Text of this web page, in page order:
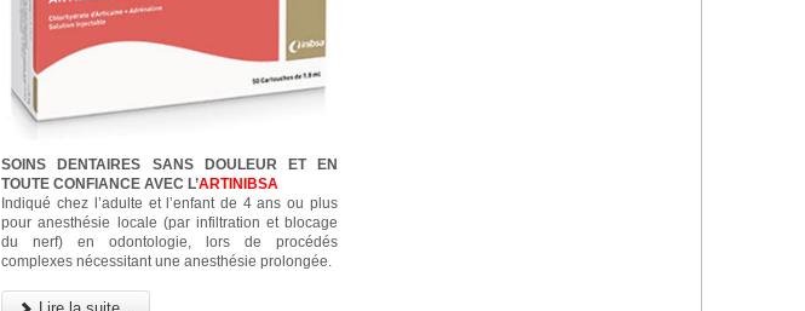
SOINS DENTAIRES SANS DOULEUR ET EN
TOUTE CONFIANCE AVEC L’ARTINIBSA
Indiqué chez l’adulte et l’enfant de 4 ans ou plus
pour anesthésie locale (par infiltration et blocage
du nerf) en odontologie, lors de procédés
complexes nécessitant une anesthésie prolongée.